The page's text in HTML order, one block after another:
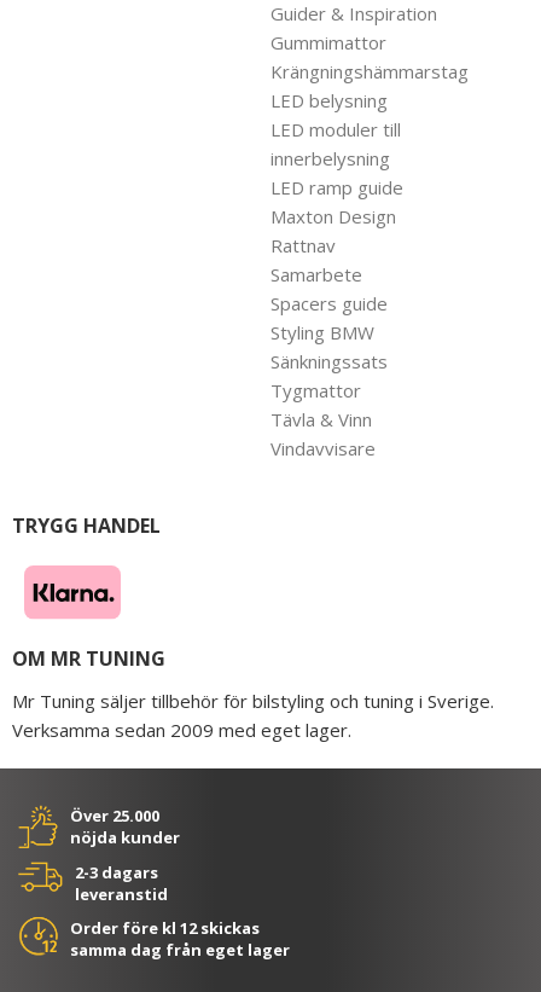
Guider & Inspiration
Gummimattor
Krängningshämmarstag
LED belysning
LED moduler till
innerbelysning
LED ramp guide
Maxton Design
Rattnav
Samarbete
Spacers guide
Styling BMW
Sänkningssats
Tygmattor
Tävla & Vinn
Vindavvisare
TRYGG HANDEL
OM MR TUNING
Mr Tuning säljer tillbehör för bilstyling och tuning i Sverige.
Verksamma sedan 2009 med eget lager.
Över 25.000
nöjda kunder
2-3 dagars
leveranstid
Order före kl 12 skickas
samma dag från eget lager